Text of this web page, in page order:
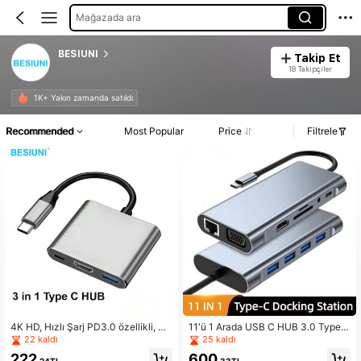
Mağazada ara
BESIUNI Takip Et
18 Takipçiler
1K+ Yakın zamanda satıldı
Recommended Most Popular Price Filtrele
4K HD, Hızlı Şarj PD3.0 özellikli, Di
züstü Bilgisayarlar ve Monitörler içi
n uygun, Alüminyum Alaşımlı 3'ü 1 a
22 kaldı
11'ü 1 Arada USB C HUB 3.0 Type-
C Docking Station Çoklayıcı, 4K H
DTV 1080P VGA, 100Mbps RJ45 Et
25 kaldı